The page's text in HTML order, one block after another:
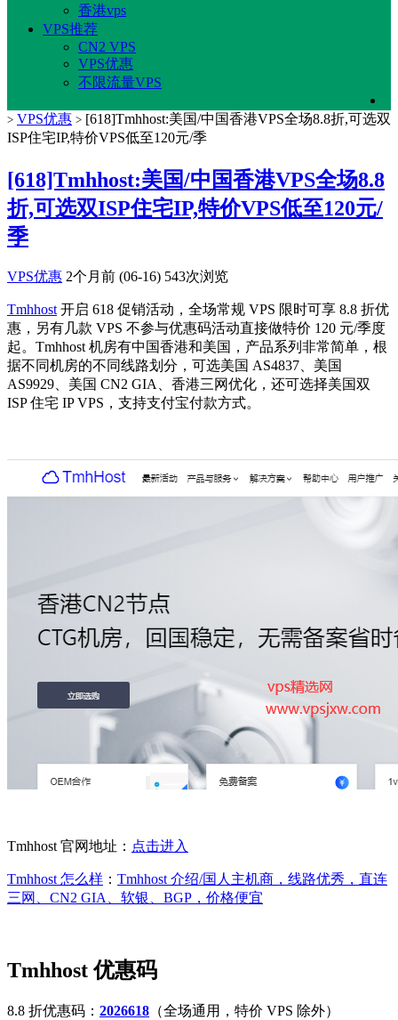
香港vps
VPS推荐
CN2 VPS
VPS优惠
不限流量VPS
> VPS优惠 > [618]Tmhhost:美国/中国香港VPS全场8.8折,可选双
ISP住宅IP,特价VPS低至120元/季
[618]Tmhhost:美国/中国香港VPS全场8.8
折,可选双ISP住宅IP,特价VPS低至120元/
季
VPS优惠 2个月前 (06-16) 543次浏览
Tmhhost开启 618 促销活动，全场常规 VPS 限时可享 8.8 折优
惠，另有几款 VPS 不参与优惠码活动直接做特价 120 元/季度
起。Tmhhost 机房有中国香港和美国，产品系列非常简单，根
据不同机房的不同线路划分，可选美国 AS4837、美国
AS9929、美国 CN2 GIA、香港三网优化，还可选择美国双
ISP 住宅 IP VPS，支持支付宝付款方式。
Tmhhost 官网地址： 点击进入
Tmhhost 怎么样 ： Tmhhost 介绍/国人主机商，线路优秀，直连
三网、CN2 GIA、软银、BGP，价格便宜
Tmhhost 优惠码
8.8 折优惠码： 2026618 （全场通用，特价 VPS 除外）